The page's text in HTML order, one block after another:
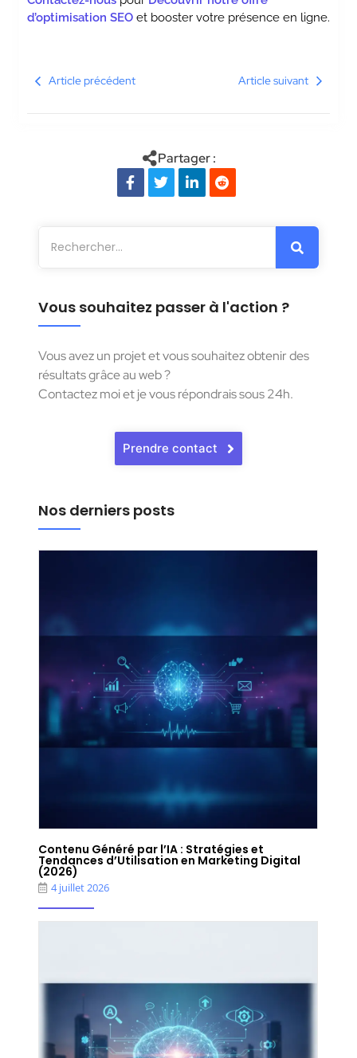
d’optimisation SEO et booster votre présence en ligne.
Article précédent Article suivant
Vous souhaitez passer à l'action ?
Vous avez un projet et vous souhaitez obtenir des
résultats grâce au web ?
Contactez moi et je vous répondrais sous 24h.
Prendre contact
Nos derniers posts
Contenu Généré par l’IA : Stratégies et
Tendances d’Utilisation en Marketing Digital
(2026)
4 juillet 2026
Partager :